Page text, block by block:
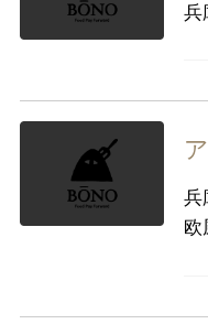
兵
兵
欧